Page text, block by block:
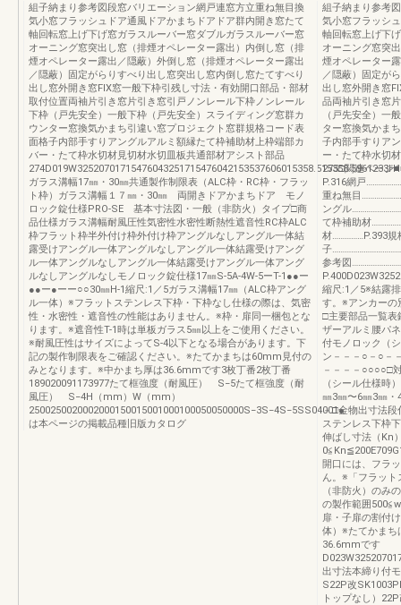
組子納まり参考図段窓バリエーション網戸連窓方立重ね無目換
気小窓フラッシュドア通風ドアかまちドアドア群内開き窓たて
軸回転窓上げ下げ窓ガラスルーバー窓ダブルガラスルーバー窓
オーニング窓突出し窓（排煙オペレーター露出）内倒し窓（排
煙オペレーター露出／隠蔽）外倒し窓（排煙オペレーター露出
／隠蔽）固定がらりすべり出し窓突出し窓内倒し窓たてすべり
出し窓外開き窓FIX窓一般下枠引残し寸法・有効開口部品・部材
取付位置両袖片引き窓片引き窓引戸ノンレール下枠ノンレール
下枠（戸先安全）一般下枠（戸先安全）スライディング窓群カ
ウンター窓換気かまち引違い窓プロジェクト窓群規格コード表
面格子内部手すりアングルアルミ額縁たて枠補助材上枠端部カ
バー・たて枠水切材見切材水切皿板共通部材アシスト部品
ガラス溝幅17㎜・30㎜共通製作制限表（ALC枠・RC枠・フラッ
ト枠）ガラス溝幅１７㎜・30㎜ 両開きドアかまちドア モノ
ロック錠仕様PRO-SE 基本寸法図・一般（非防火）タイプ□商
品仕様ガラス溝幅耐風圧性気密性水密性断熱性遮音性RC枠ALC
枠フラット枠半外付け枠外付け枠アングルなしアングル一体結
露受けアングル一体アングルなしアングル一体結露受けアング
ル一体アングルなしアングル一体結露受けアングル一体アング
ルなしアングルなしモノロック錠仕様17㎜S-5A-4W-5ーT-1●●ー
●●ー●ーー○○30㎜H-1縮尺:1／5ガラス溝幅17㎜（ALC枠アング
ル一体）※フラットステンレス下枠・下枠なし仕様の際は、気密
性・水密性・遮音性の性能はありません。※枠・扉同一梱包とな
ります。※遮音性T-1時は単板ガラス5㎜以上をご使用ください。
※耐風圧性はサイズによってS-4以下となる場合があります。下
記の製作制限表をご確認ください。※たてかまちは60mm見付の
みとなります。※中かまち厚は36.6mmです3枚丁番2枚丁番
189020091173977たて框強度（耐風圧） S−5たて框強度（耐
風圧） S−4H（mm）W（mm）
2500250020002000150015001000100050050000S−3S−4S−5SS04001●
は本ページの掲載品種旧版カタログ
組子納まり参考
気小窓フラッシ
軸回転窓上げ下
オーニング窓突
煙オペレーター
／隠蔽）固定が
出し窓外開き窓
品両袖片引き窓
（戸先安全）一
ター窓換気かま
子内部手すりア
ー・たて枠水切
275□関連ページ
P.316網戸
重ね無目
ングル
て枠補助材
材……………P.393
子
参考図
縮尺:1／5※結露
す。※アンカーの
□主要部品一覧表
ザーアルミ腰パ
付モノロック（
ン－－－○－○－
－－－－○○○○□
（シール仕様時
㎜3㎜〜6㎜3㎜・
－□金物出寸法段
ステンレス下枠
伸ばし寸法（
開口には、フラ
ん。※「フラット
（非防火）のみ
の製作範囲
扉・子扉の割付
体）※たてかま
36.6mmです
出寸法本締り付
S22P改
トップなし）